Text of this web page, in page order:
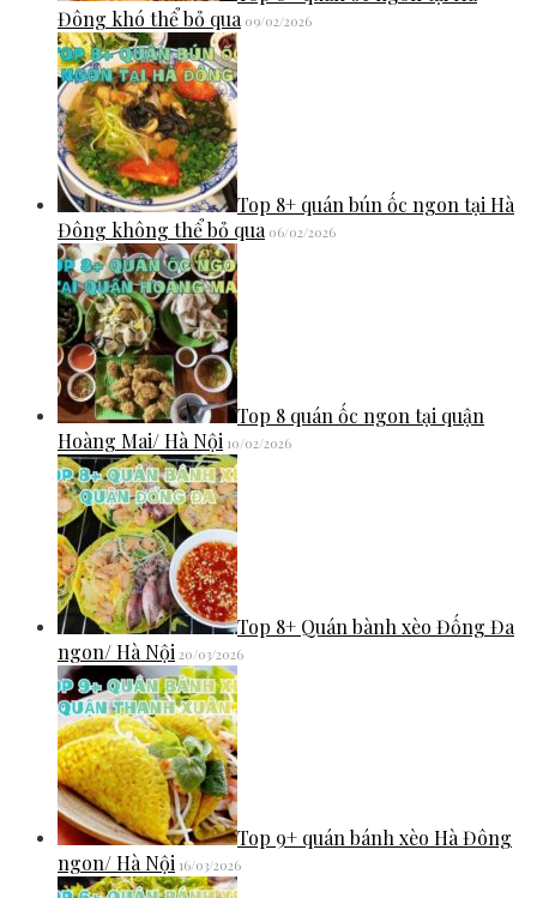
Đông khó thể bỏ qua09/02/2026
Top 8+ quán bún ốc ngon tại Hà
Đông không thể bỏ qua06/02/2026
Top 8 quán ốc ngon tại quận
Hoàng Mai/ Hà Nội 10/02/2026
Top 8+ Quán bành xèo Đống Đa
ngon/ Hà Nội 20/03/2026
Top 9+ quán bánh xèo Hà Đông
ngon/ Hà Nội 16/03/2026